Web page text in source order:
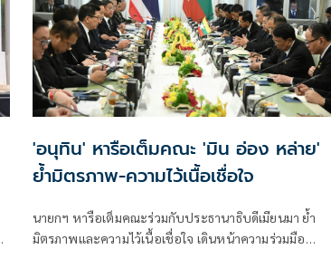
'อนุทิน' หารือเต็มคณะ 'มิน อ่อง หล่าย'
ย้ำมิตรภาพ-ความไว้เนื้อเชื่อใจ
นายกฯ หารือเต็มคณะร่วมกับประธานาธิบดีเมียนมา ย้ำ
มิตรภาพและความไว้เนื้อเชื่อใจ เดินหน้าความร่วมมือ